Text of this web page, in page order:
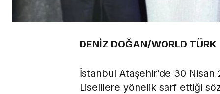
DENİZ DOĞAN/WORLD TÜRK
İstanbul Ataşehir’de 30
Liselilere yönelik sarf ettiği